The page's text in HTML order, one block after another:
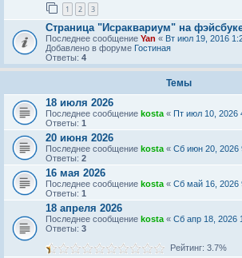
1 2 3
Страница "Исраквариум" на
Последнее сообщение Yan « Вт июл 19, 2016
Добавлено в форуме Гостиная
Ответы: 4
Темы
18 июля 2026
Последнее сообщение kosta « Пт июл 10, 2026
Ответы: 1
20 июня 2026
Последнее сообщение kosta « Сб июн 20, 2026
Ответы: 2
16 мая 2026
Последнее сообщение kosta « Сб май 16, 2026
Ответы: 1
18 апреля 2026
Последнее сообщение kosta « Сб апр 18, 2026
Ответы: 3
Рейтинг: 3.7%